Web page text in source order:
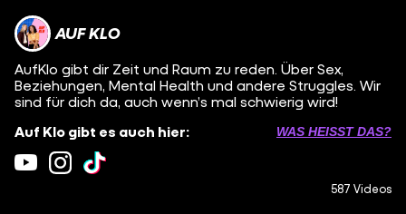
AUF KLO
AufKlo gibt dir Zeit und Raum zu reden. Über Sex,
Beziehungen, Mental Health und andere Struggles. Wir
sind für dich da, auch wenn’s mal schwierig wird!
Auf Klo gibt es auch hier:
WAS HEISST DAS?
587 Videos